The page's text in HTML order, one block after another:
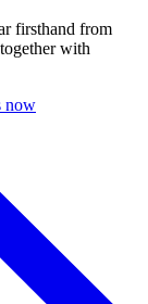
firsthand from
with
now